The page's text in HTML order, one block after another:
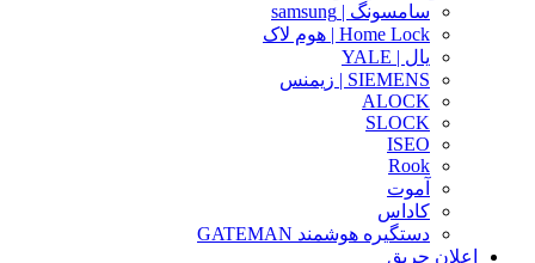
سامسونگ | samsung
Home Lock | هوم لاک
یال | YALE
SIEMENS | زیمنس
ALOCK
SLOCK
ISEO
Rook
آموت
کاداس
دستگیره هوشمند GATEMAN
اعلان حریق